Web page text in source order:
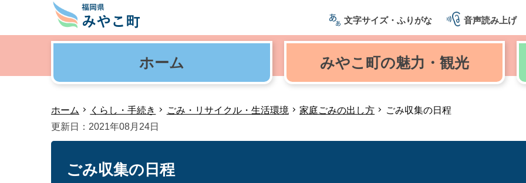
文字サイズ・ふりがな 音声読み上げ
ホーム みやこ町の魅力・観光
ホーム くらし・手続き ごみ・リサイクル・生活環境 家庭ごみの出し方
ごみ収集の日程
更新日：2021年08月24日
ごみ収集の日程